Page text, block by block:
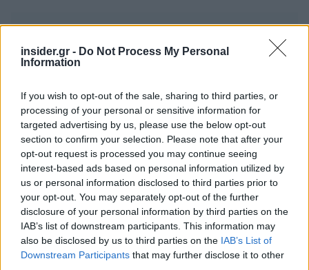
insider.gr - Do Not Process My Personal
Information
If you wish to opt-out of the sale, sharing to third parties, or
processing of your personal or sensitive information for
targeted advertising by us, please use the below opt-out
section to confirm your selection. Please note that after your
opt-out request is processed you may continue seeing
interest-based ads based on personal information utilized by
us or personal information disclosed to third parties prior to
your opt-out. You may separately opt-out of the further
disclosure of your personal information by third parties on the
IAB’s list of downstream participants. This information may
also be disclosed by us to third parties on the IAB’s List of
Downstream Participants that may further disclose it to other
Διαβάζονται αυτή τη στιγμή
Η χαμηλή… απόδοση Μητσοτάκη στις
στοιχηματικές - Ποιος επισκέφθηκε τα
του ΣΥΡΙΖΑ
Ποια είναι η (κυβερνητική) λίστα με τα μεγάλα
οδικά έργα και τα εκτιμώμενα
χρονοδιαγράμματα
Δυτ. Αττική: Το χρονοδιάγραμμα
αποκατάστασης μετά τη φωτιά - Στόχος η
έναρξη των έργων πριν τις 15/9